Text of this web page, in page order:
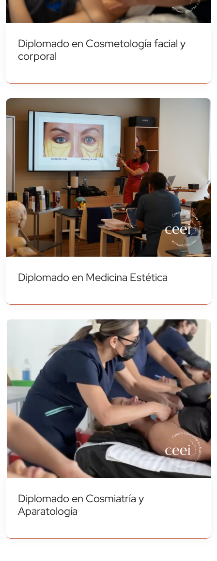
Diplomado en Cosmetología facial y
corporal
Diplomado en Medicina Estética
Diplomado en Cosmiatría y
Aparatología